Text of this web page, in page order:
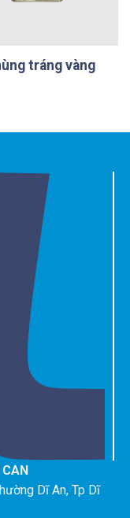
tráng vàng
Dĩ An, Tp Dĩ